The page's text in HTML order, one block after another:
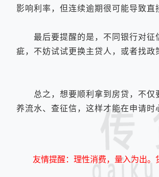
影响利率，但连续逾期很可能导致
最后要提醒的是，不同银行对征
疵，不妨试试更换主贷人，或者找政
总之，想要顺利拿到房贷，不仅
养流水、查征信，这样才能在申请时
友情提醒：理性消费，量入为出。